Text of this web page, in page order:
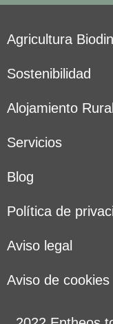
Agricultura
Sostenibilidad
Alojamiento Rural
Servicios
Blog
Política de
Aviso legal
Aviso de cookies